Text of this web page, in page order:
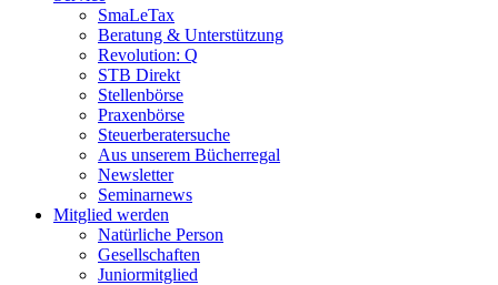
SmaLeTax
Beratung & Unterstützung
Revolution: Q
STB Direkt
Stellenbörse
Praxenbörse
Steuerberatersuche
Aus unserem Bücherregal
Newsletter
Seminarnews
Mitglied werden
Natürliche Person
Gesellschaften
Juniormitglied